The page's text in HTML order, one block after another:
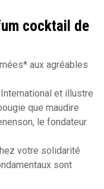
cocktail de
aux agréables
et illustre
que maudire
le fondateur
votre solidarité
sont